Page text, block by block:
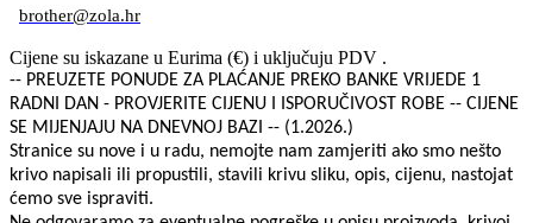
brother@zola.hr
Cijene su iskazane u Eurima (€) i uključuju PDV .
-- PREUZETE PONUDE ZA PLAĆANJE PREKO BANKE VRIJEDE 1
RADNI DAN - PROVJERITE CIJENU I ISPORUČIVOST ROBE -- CIJENE
SE MIJENJAJU NA DNEVNOJ BAZI -- (1.2026.)
Stranice su nove i u radu, nemojte nam zamjeriti ako smo nešto
krivo napisali ili propustili, stavili krivu sliku, opis, cijenu, nastojat
ćemo sve ispraviti.